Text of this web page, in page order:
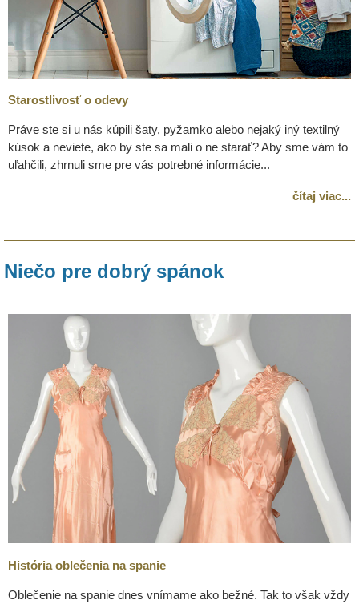
Starostlivosť o odevy
Práve ste si u nás kúpili šaty, pyžamko alebo nejaký iný textilný
kúsok a neviete, ako by ste sa mali o ne starať? Aby sme vám to
uľahčili, zhrnuli sme pre vás potrebné informácie...
čítaj viac...
Niečo pre dobrý spánok
História oblečenia na spanie
Oblečenie na spanie dnes vnímame ako bežné. Tak to však vždy